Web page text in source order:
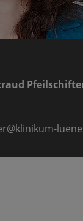
@klinikum-